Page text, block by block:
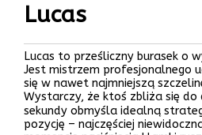
Lucas
Lucas to prześliczny burasek o
Jest mistrzem profesjonalnego
się w nawet najmniejszą
Wystarczy, że ktoś zbliża się do
sekundy obmyśla idealną
pozycję – najczęściej